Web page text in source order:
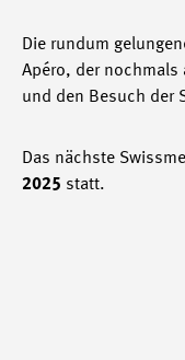
Die rundum
Apéro, der nochmals
und den Besuch der
Das nächste
2025 statt.